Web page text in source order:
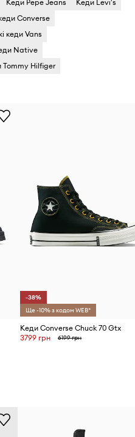
Кеди Pepe Jeans
Кеди Levi's
Converse
кеди Vans
Native
Tommy Hilfiger
-38%
Ще -10% з кодом WEB*
Кеди Converse Chuck 70 Gtx
3799 грн
6199 грн